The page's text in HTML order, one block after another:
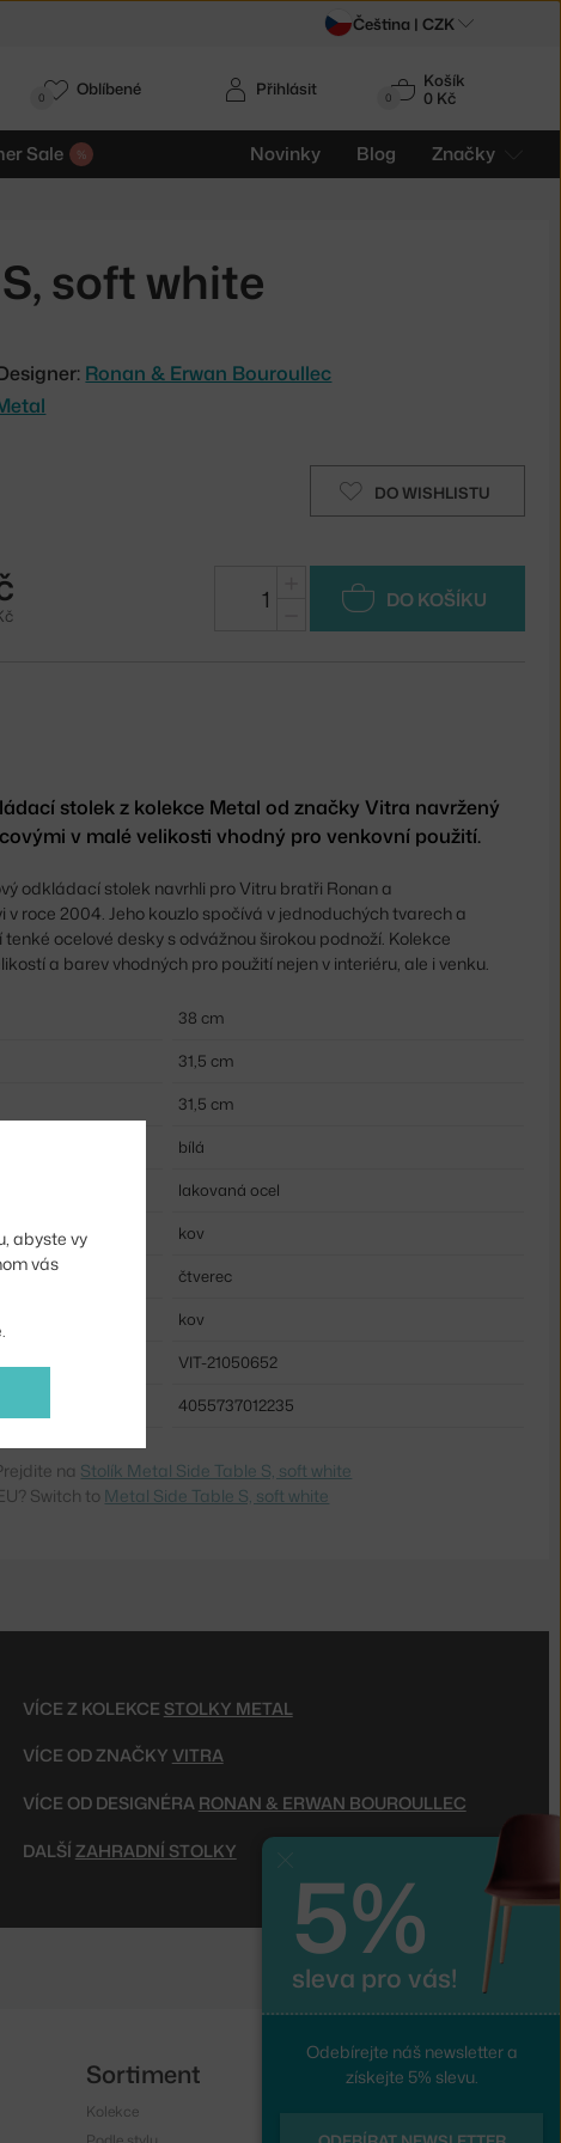
0
Košík
0 Kč
Sale Novinky Blog Značky
Přihlásit
0 Oblíbené
soft white
Ronan & Erwan Bouroullec
DO WISHLISTU
DO KOŠÍKU
stolek z kolekce Metal od značky Vitra navržený
v malé velikosti vhodný pro venkovní použití.
odkládací stolek navrhli pro Vitru bratři Ronan a
v roce 2004. Jeho kouzlo spočívá v jednoduchých tvarech a
ocelové desky s odvážnou širokou podnoží. Kolekce
a barev vhodných pro použití nejen v interiéru, ale i venku.
38 cm
31,5 cm
31,5 cm
bílá
lakovaná ocel
kov
čtverec
kov
VIT-21050652
4055737012235
na Stolík Metal Side Table S, soft white
Switch to Metal Side Table S, soft white
VÍCE Z KOLEKCE STOLKY METAL
VÍCE OD ZNAČKY VITRA
VÍCE OD DESIGNÉRA RONAN & ERWAN BOUROULLEC
DALŠÍ ZAHRADNÍ STOLKY
Čeština | CZK
abyste vy
vás
5%
sleva pro vás!
Odebírejte náš newsletter a
získejte 5% slevu.
Sortiment
Kolekce
Sledujte nás